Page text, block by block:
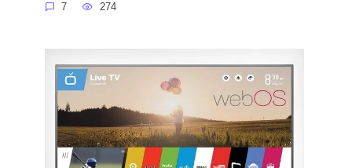
7 274